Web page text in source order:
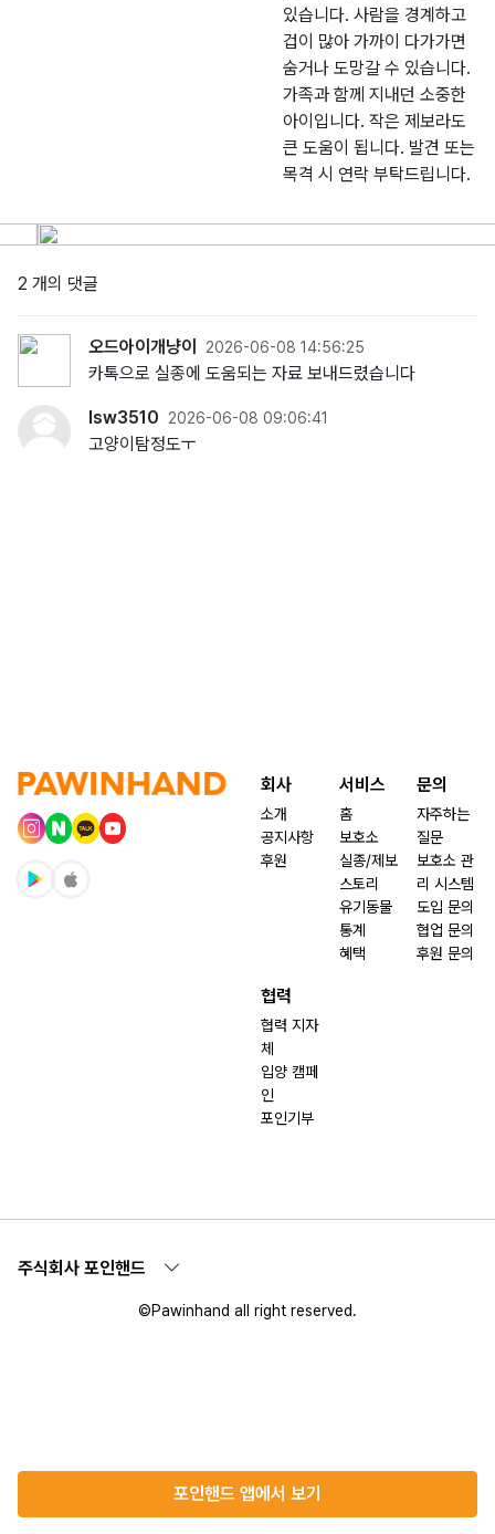
있습니다. 사람을 경계하고
겁이 많아 가까이 다가가면
숨거나 도망갈 수 있습니다.
가족과 함께 지내던 소중한
아이입니다. 작은 제보라도
큰 도움이 됩니다. 발견 또는
목격 시 연락 부탁드립니다.
2 개의 댓글
오드아이개냥이 2026-06-08 14:56:25
카톡으로 실종에 도움되는 자료 보내드렸습니다
lsw3510 2026-06-08 09:06:41
고양이탐정도ㅜ
포인핸드 앱에서 보기
회사
소개
공지사항
후원
서비스
홈
보호소
실종/제보
스토리
유기동물
통계
혜택
문의
자주하는
질문
보호소 관
리 시스템
도입 문의
협업 문의
후원 문의
협력
협력 지자
체
입양 캠페
인
포인기부
주식회사 포인핸드
©Pawinhand all right reserved.